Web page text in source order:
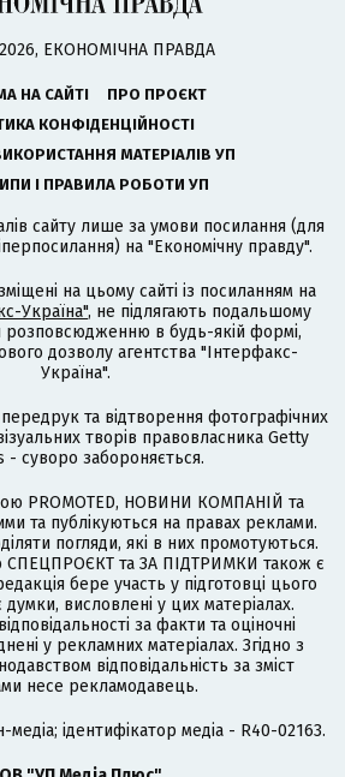
ЕКОНОМІЧНА ПРАВДА
НА САЙТІ
ПРО ПРОЄКТ
КОНФІДЕНЦІЙНОСТІ
МАТЕРІАЛІВ УП
І ПРАВИЛА РОБОТИ УП
сайту лише за умови посилання (для
на "Економічну правду".
на цьому сайті із посиланням на
Україна", не підлягають подальшому
розповсюдженню в будь-якій формі,
дозволу агентства "Інтерфакс-
Україна".
та відтворення фотографічних
творів правовласника Getty
- суворо забороняється.
PROMOTED, НОВИНИ КОМПАНІЙ та
та публікуються на правах реклами.
погляди, які в них промотуються.
СПЕЦПРОЄКТ та ЗА ПІДТРИМКИ також є
бере участь у підготовці цього
думки, висловлені у цих матеріалах.
за факти та оціночні
у рекламних матеріалах. Згідно з
відповідальність за зміст
несе рекламодавець.
медіа; ідентифікатор медіа - R40-02163.